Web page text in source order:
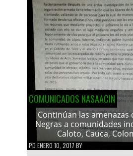
COMUNICADOS NASAACIN
Continúan las amenazas
Negras a comunidades
Caloto, Cauca,
PD ENERO 10, 2017 BY